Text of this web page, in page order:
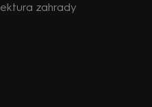
zahrady